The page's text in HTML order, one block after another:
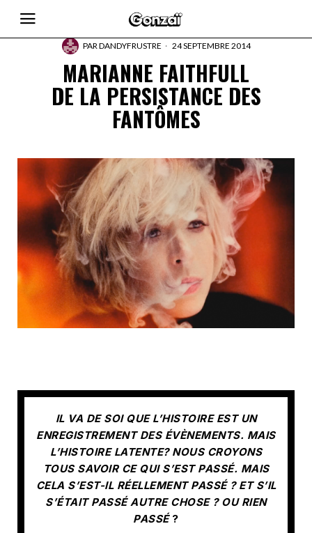
PARDANDYFRUSTRE 24 SEPTEMBRE 2014
MARIANNE FAITHFULL
DE LA PERSISTANCE DES
FANTÔMES
IL VA DE SOI QUE L’HISTOIRE EST UN
ENREGISTREMENT DES ÉVÈNEMENTS. MAIS
L’HISTOIRE LATENTE? NOUS CROYONS
TOUS SAVOIR CE QUI S’EST PASSÉ. MAIS
CELA S’EST-IL RÉELLEMENT PASSÉ ? ET S’IL
S’ÉTAIT PASSÉ AUTRE CHOSE ? OU RIEN
PASSÉ ?